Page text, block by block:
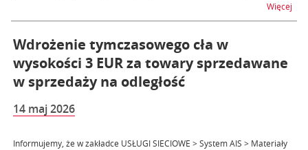
Więcej
Wdrożenie tymczasowego cła w
wysokości 3 EUR za towary sprzedawane
w sprzedaży na odległość
14 maj 2026
Informujemy, że w zakładce USŁUGI SIECIOWE > System AIS > Materiały